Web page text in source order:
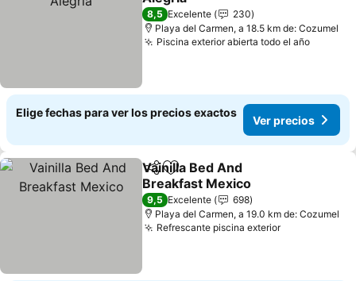
Ver precios
8,5 Excelente
230
Playa del Carmen, a 18.5 km de: Cozumel
Piscina exterior abierta todo el añoVer
Elige fechas para ver los precios exactos
Ver precios
CompartirAgregar a favoritos
Vainilla Bed And
Breakfast Mexico
Ver precios
9,5 Excelente
698
Playa del Carmen, a 19.0 km de: Cozumel
Refrescante piscina exteriorVer precios